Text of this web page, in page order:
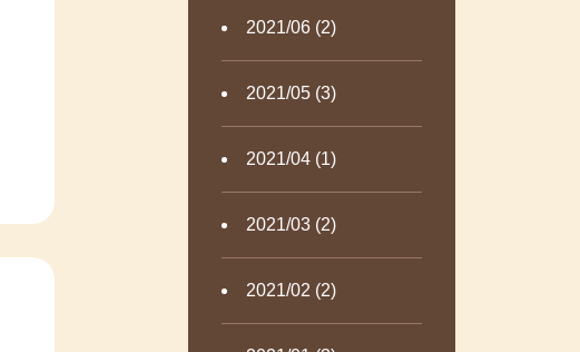
2021/06 (2)
2021/05 (3)
2021/04 (1)
2021/03 (2)
2021/02 (2)